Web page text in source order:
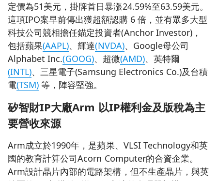
定價為51美元，掛牌首日暴漲24.59%至63.59美元。
這項IPO案早前傳出獲超額認購 6 倍，並有眾多大型
科技公司競相擔任錨定投資者(Anchor Investor)，
包括蘋果(AAPL)、輝達(NVDA)、Google母公司
Alphabet Inc.(GOOG)、超微(AMD)、英特爾
(INTL)、三星電子(Samsung Electronics Co.)及台積
電(TSM) 等，陣容堅強。
矽智財IP大廠Arm 以IP權利金及版稅為主
要營收來源
Arm成立於1990年，是蘋果、VLSI Technology和英
國的教育計算公司Acorn Computer的合資企業。
Arm設計晶片內部的電路架構，但不生產晶片，與英